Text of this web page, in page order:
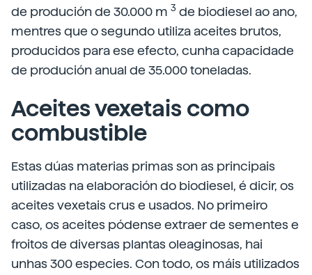
de produción de 30.000 m 3 de biodiesel ao ano,
mentres que o segundo utiliza aceites brutos,
producidos para ese efecto, cunha capacidade
de produción anual de 35.000 toneladas.
Aceites vexetais como
combustible
Estas dúas materias primas son as principais
utilizadas na elaboración do biodiesel, é dicir, os
aceites vexetais crus e usados. No primeiro
caso, os aceites pódense extraer de sementes e
froitos de diversas plantas oleaginosas, hai
unhas 300 especies. Con todo, os máis utilizados